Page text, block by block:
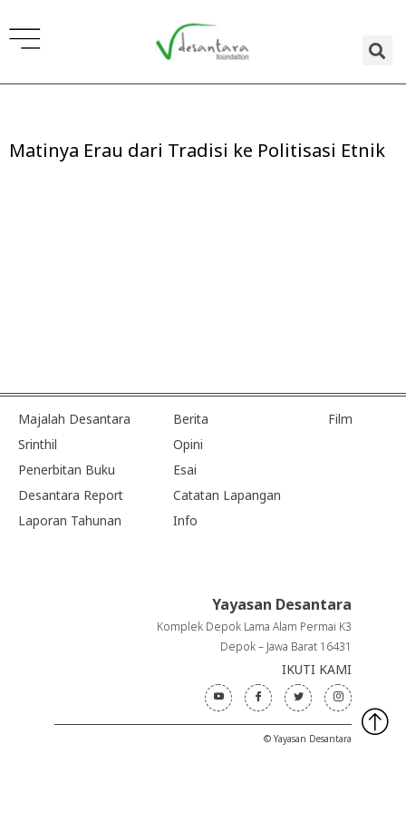
ke
konten
Matinya Erau dari Tradisi ke Politisasi Etnik
Majalah Desantara
Srinthil
Penerbitan Buku
Desantara Report
Laporan Tahunan
Berita
Opini
Esai
Catatan Lapangan
Info
Film
Yayasan Desantara
Komplek Depok Lama Alam Permai K3
Depok – Jawa Barat 16431
IKUTI KAMI
© Yayasan Desantara